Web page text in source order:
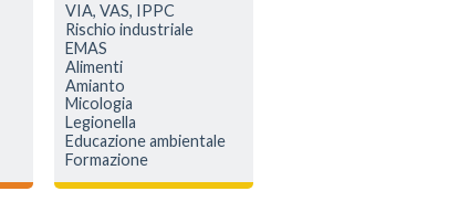
VIA, VAS, IPPC
Rischio industriale
EMAS
Alimenti
Amianto
Micologia
Legionella
Educazione ambientale
Formazione